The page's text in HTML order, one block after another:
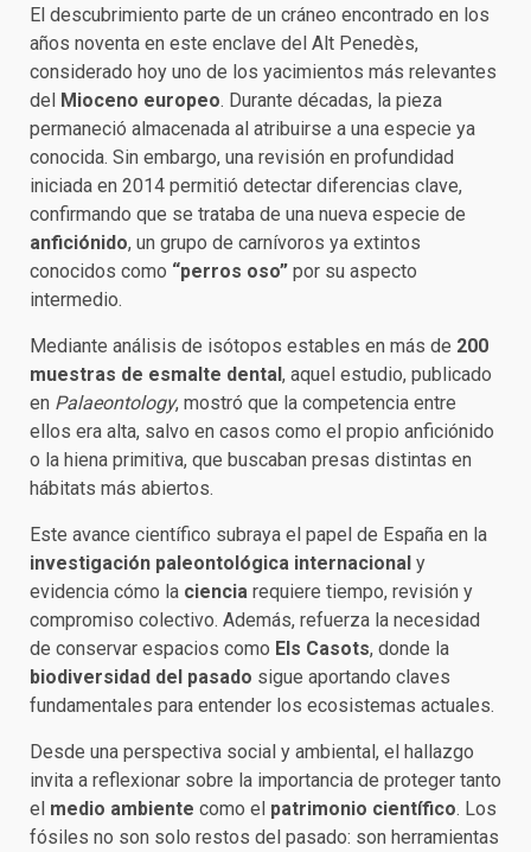
El descubrimiento parte de un cráneo encontrado en los
años noventa en este enclave del Alt Penedès,
considerado hoy uno de los yacimientos más relevantes
del Mioceno europeo. Durante décadas, la pieza
permaneció almacenada al atribuirse a una especie ya
conocida. Sin embargo, una revisión en profundidad
iniciada en 2014 permitió detectar diferencias clave,
confirmando que se trataba de una nueva especie de
anficiónido, un grupo de carnívoros ya extintos
conocidos como “perros oso” por su aspecto
intermedio.
Mediante análisis de isótopos estables en más de 200
muestras de esmalte dental, aquel estudio, publicado
en Palaeontology, mostró que la competencia entre
ellos era alta, salvo en casos como el propio anficiónido
o la hiena primitiva, que buscaban presas distintas en
hábitats más abiertos.
Este avance científico subraya el papel de España en la
investigación paleontológica internacional y
evidencia cómo la ciencia requiere tiempo, revisión y
compromiso colectivo. Además, refuerza la necesidad
de conservar espacios como Els Casots, donde la
biodiversidad del pasado sigue aportando claves
fundamentales para entender los ecosistemas actuales.
Desde una perspectiva social y ambiental, el hallazgo
invita a reflexionar sobre la importancia de proteger tanto
el medio ambiente como el patrimonio científico. Los
fósiles no son solo restos del pasado: son herramientas